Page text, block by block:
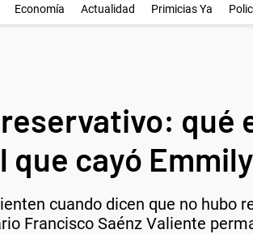
Economía Actualidad Primicias Ya
qué
cayó
cuando dicen que no hubo
Francisco Saénz Valiente